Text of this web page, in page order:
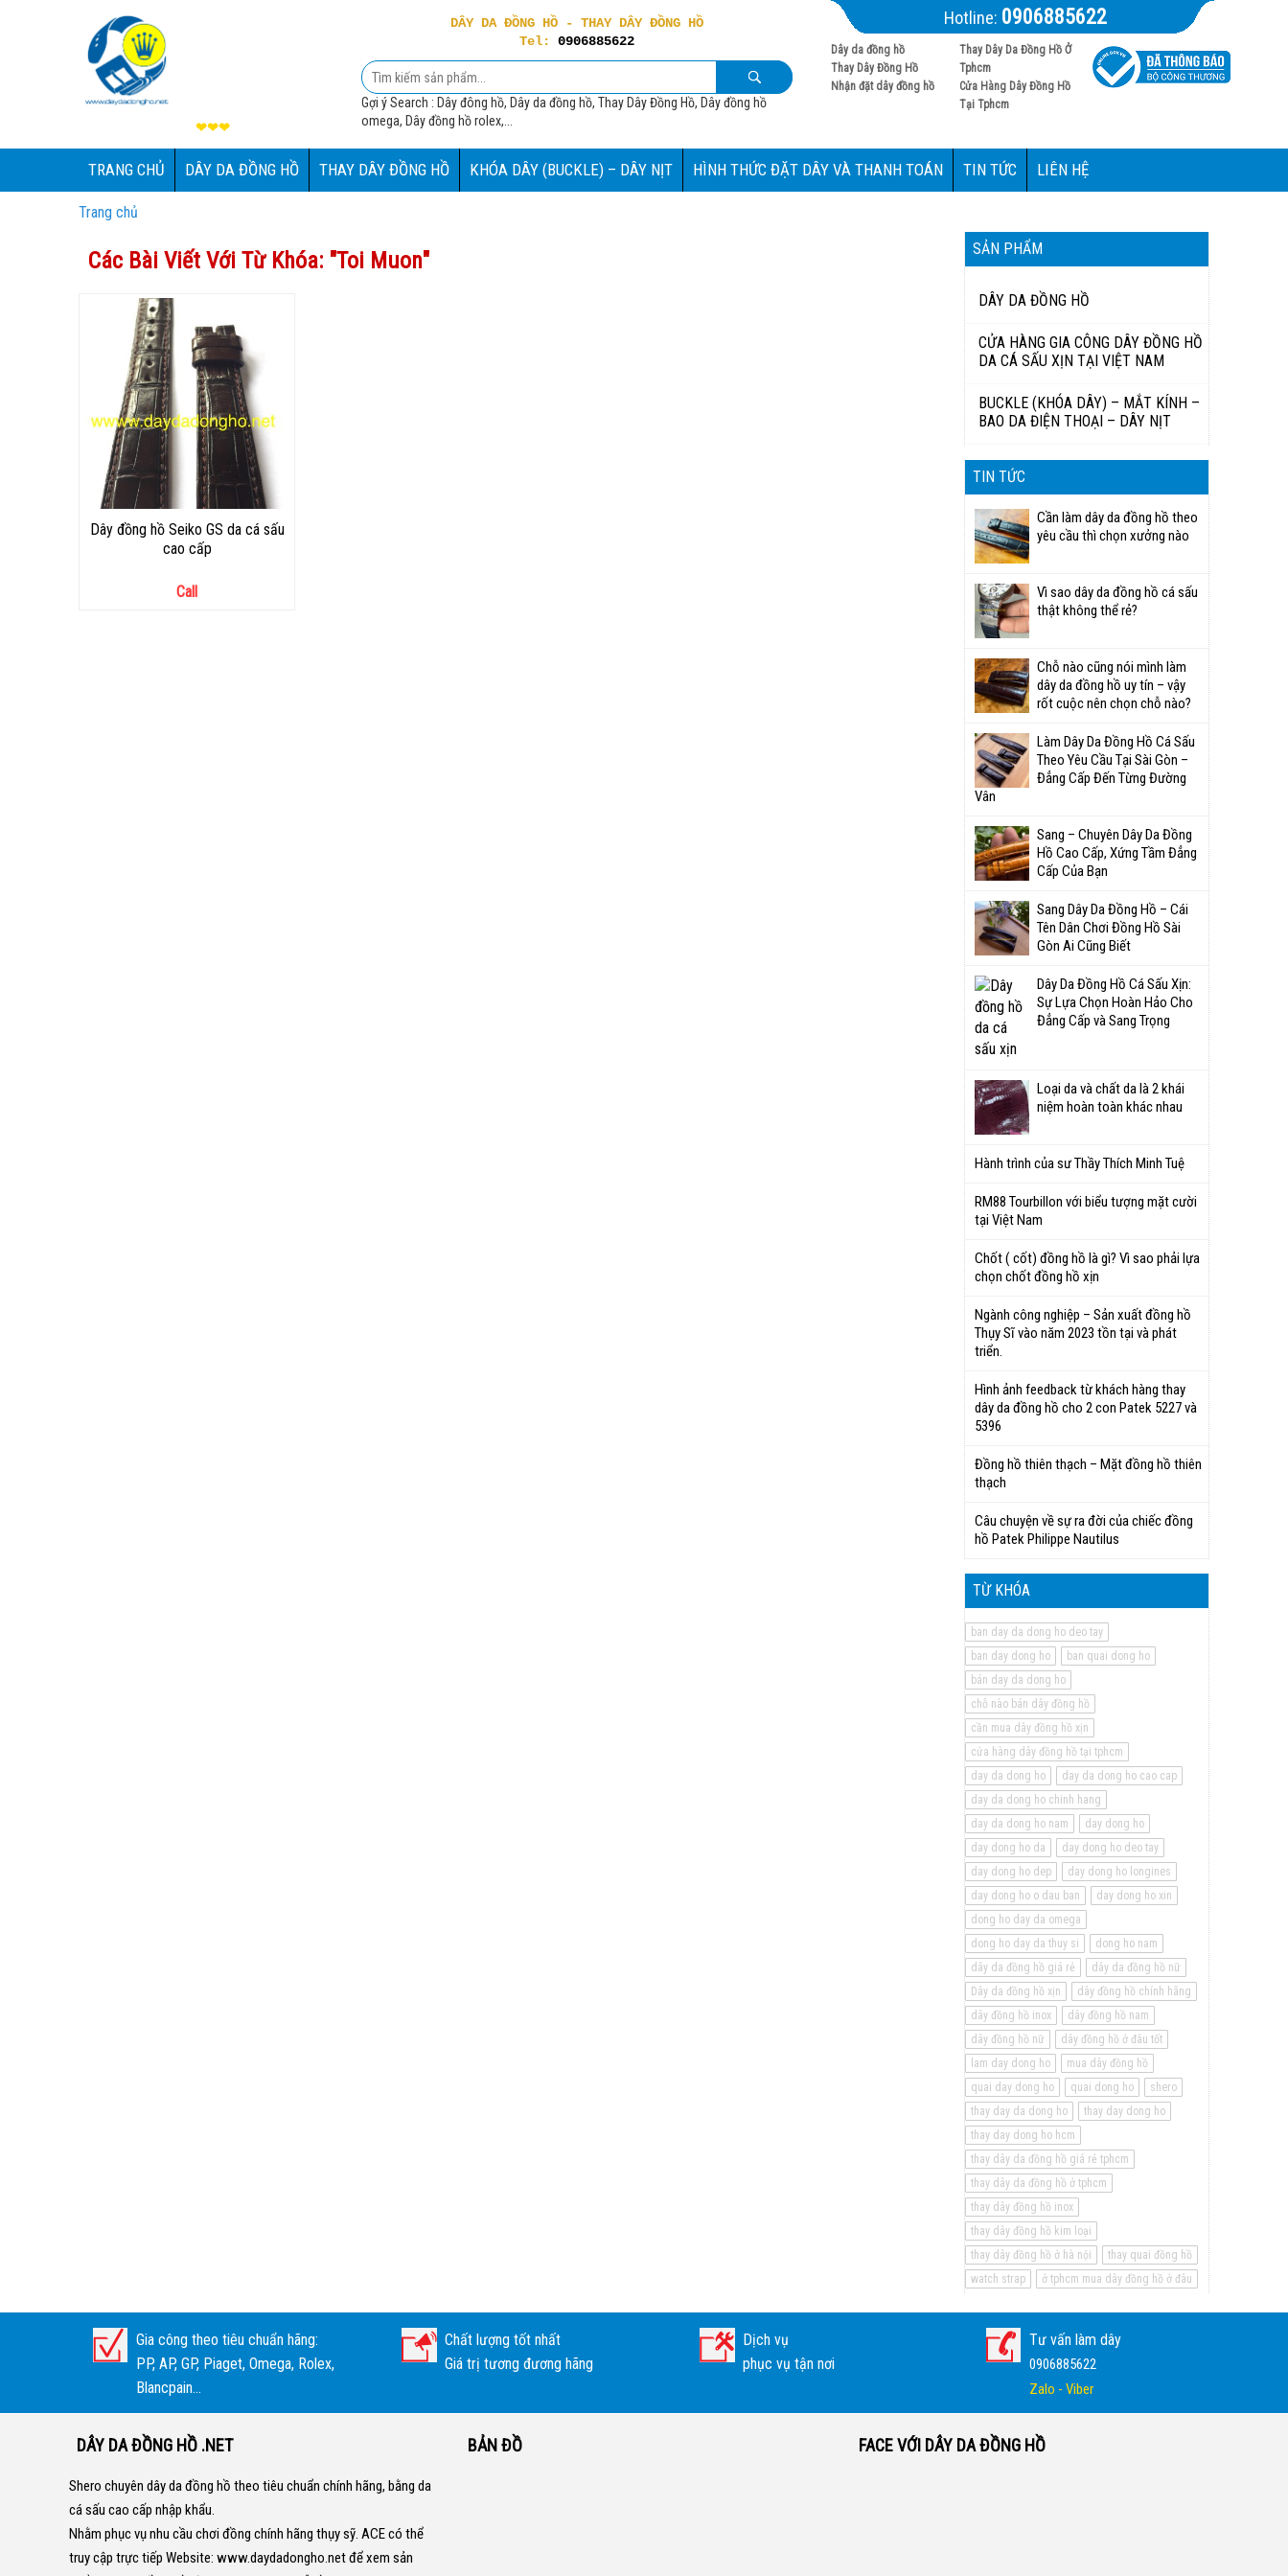
❤❤❤
DÂY DA ĐỒNG HỒ - THAY DÂY ĐỒNG HỒ
Tel: 0906885622
Gợi ý Search : Dây đông hồ, Dây da đồng hồ, Thay Dây Đồng Hồ, Dây đồng hồ
omega, Dây đồng hồ rolex,...
Hotline: 0906885622
Dây da đồng hồ
Thay Dây Đồng Hồ
Nhận đặt dây đồng hồ
Thay Dây Da Đồng Hồ Ở
Tphcm
Cửa Hàng Dây Đồng Hồ
Tại Tphcm
TRANG CHỦ DÂY DA ĐỒNG HỒ THAY DÂY ĐỒNG HỒ KHÓA DÂY (BUCKLE) – DÂY NỊT HÌNH THỨC ĐẶT DÂY VÀ THANH TOÁN TIN TỨC LIÊN HỆ
Trang chủ
Các Bài Viết Với Từ Khóa: "Toi Muon"
Dây đồng hồ Seiko GS da cá sấu
cao cấp
Call
SẢN PHẨM
DÂY DA ĐỒNG HỒ
CỬA HÀNG GIA CÔNG DÂY ĐỒNG HỒ
DA CÁ SẤU XỊN TẠI VIỆT NAM
BUCKLE (KHÓA DÂY) – MẮT KÍNH –
BAO DA ĐIỆN THOẠI – DÂY NỊT
TIN TỨC
Cần làm dây da đồng hồ theo
yêu cầu thì chọn xưởng nào
Vì sao dây da đồng hồ cá sấu
thật không thể rẻ?
Chỗ nào cũng nói mình làm
dây da đồng hồ uy tín – vậy
rốt cuộc nên chọn chỗ nào?
Làm Dây Da Đồng Hồ Cá Sấu
Theo Yêu Cầu Tại Sài Gòn –
Đẳng Cấp Đến Từng Đường
Vân
Sang – Chuyên Dây Da Đồng
Hồ Cao Cấp, Xứng Tầm Đẳng
Cấp Của Bạn
Sang Dây Da Đồng Hồ – Cái
Tên Dân Chơi Đồng Hồ Sài
Gòn Ai Cũng Biết
Dây Da Đồng Hồ Cá Sấu Xịn:
Sự Lựa Chọn Hoàn Hảo Cho
Đẳng Cấp và Sang Trọng
Loại da và chất da là 2 khái
niệm hoàn toàn khác nhau
Hành trình của sư Thầy Thích Minh Tuệ
RM88 Tourbillon với biểu tượng mặt cười
tại Việt Nam
Chốt ( cốt) đồng hồ là gì? Vì sao phải lựa
chọn chốt đồng hồ xịn
Ngành công nghiệp – Sản xuất đồng hồ
Thụy Sĩ vào năm 2023 tồn tại và phát
triển.
Hình ảnh feedback từ khách hàng thay
dây da đồng hồ cho 2 con Patek 5227 và
5396
Đồng hồ thiên thạch – Mặt đồng hồ thiên
thạch
Câu chuyện về sự ra đời của chiếc đồng
hồ Patek Philippe Nautilus
TỪ KHÓA
ban day da dong ho deo tay
ban day dong ho
ban quai dong ho
bán day da dong ho
chỗ nào bán dây đồng hồ
cần mua dây đồng hồ xịn
cửa hàng dây đồng hồ tại tphcm
day da dong ho
day da dong ho cao cap
day da dong ho chinh hang
day da dong ho nam
day dong ho
day dong ho da
day dong ho deo tay
day dong ho dep
day dong ho longines
day dong ho o dau ban
day dong ho xin
dong ho day da omega
dong ho day da thuy si
dong ho nam
dây da đồng hồ giá rẻ
dây da đồng hồ nữ
Dây da đồng hồ xịn
dây đồng hồ chính hãng
dây đồng hồ inox
dây đồng hồ nam
dây đồng hồ nữ
dây đồng hồ ở đâu tốt
lam day dong ho
mua dây đồng hồ
quai day dong ho
quai dong ho
shero
thay day da dong ho
thay day dong ho
thay day dong ho hcm
thay dây da đồng hồ giá rẻ tphcm
thay dây da đồng hồ ở tphcm
thay dây đồng hồ inox
thay dây đồng hồ kim loại
thay dây đồng hồ ở hà nội
thay quai đồng hồ
watch strap
ở tphcm mua dây đồng hồ ở đâu
Gia công theo tiêu chuẩn hãng:
PP, AP, GP, Piaget, Omega, Rolex,
Blancpain...
Chất lượng tốt nhất
Giá trị tương đương hãng
Dịch vụ
phục vụ tận nơi
Tư vấn làm dây
0906885622
Zalo - Viber
DÂY DA ĐỒNG HỒ .NET
Shero chuyên dây da đồng hồ theo tiêu chuẩn chính hãng, bằng da
cá sấu cao cấp nhập khẩu.
Nhằm phục vụ nhu cầu chơi đồng chính hãng thụy sỹ. ACE có thể
truy cập trực tiếp Website: www.daydadongho.netđể xem sản
BẢN ĐỒ FACE VỚI DÂY DA ĐỒNG HỒ